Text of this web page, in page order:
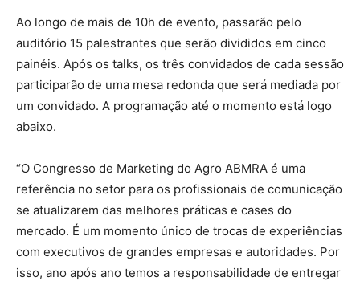
Ao longo de mais de 10h de evento, passarão pelo
auditório 15 palestrantes que serão divididos em cinco
painéis. Após os talks, os três convidados de cada sessão
participarão de uma mesa redonda que será mediada por
um convidado. A programação até o momento está logo
abaixo.
“O Congresso de Marketing do Agro ABMRA é uma
referência no setor para os profissionais de comunicação
se atualizarem das melhores práticas e cases do
mercado. É um momento único de trocas de experiências
com executivos de grandes empresas e autoridades. Por
isso, ano após ano temos a responsabilidade de entregar